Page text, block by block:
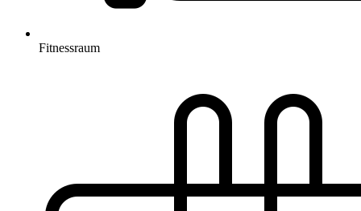
Fitnessraum